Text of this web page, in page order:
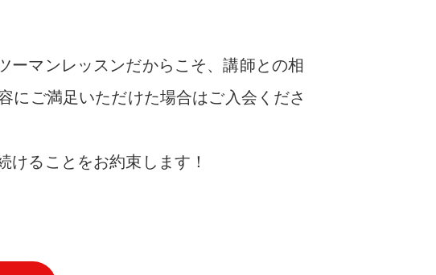
ーマンレッスンだからこそ、講師との相
にご満足いただけた場合はご入会くださ
ることをお約束します！